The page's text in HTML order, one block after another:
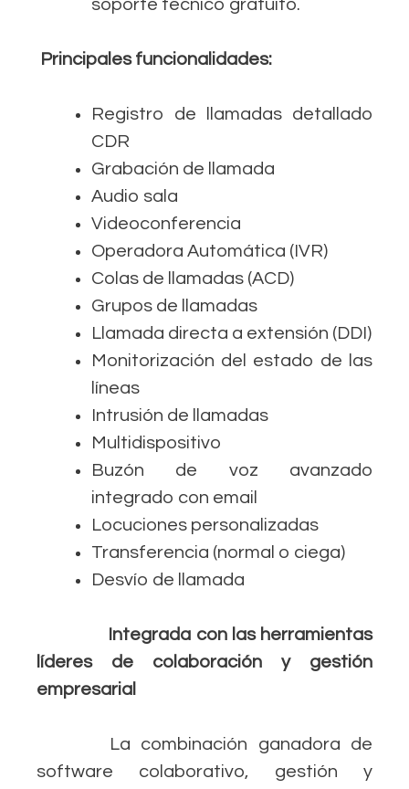
soporte técnico gratuito.
Principales funcionalidades:
Registro de llamadas detallado
CDR
Grabación de llamada
Audio sala
Videoconferencia
Operadora Automática (IVR)
Colas de llamadas (ACD)
Grupos de llamadas
Llamada directa a extensión (DDI)
Monitorización del estado de las
líneas
Intrusión de llamadas
Multidispositivo
Buzón de voz avanzado
integrado con email
Locuciones personalizadas
Transferencia (normal o ciega)
Desvío de llamada
Integrada con las herramientas
líderes de colaboración y gestión
empresarial
La combinación ganadora de
software colaborativo, gestión y